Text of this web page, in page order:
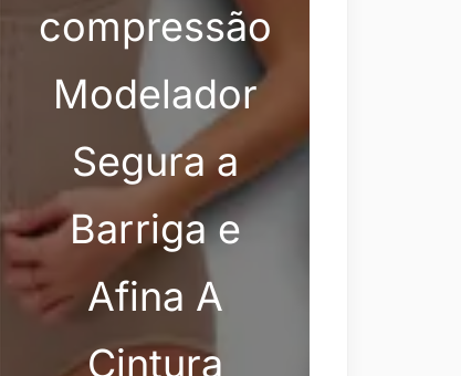
compressão
Modelador
Segura a
Barriga e
Afina A
Cintura